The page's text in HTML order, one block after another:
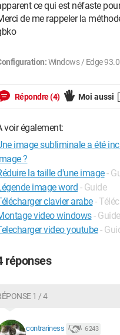
ce qui est néfaste
de me rappeler la
Windows / Edge
Répondre (4) Moi aussi
voir également:
image subliminale a été
?
la taille d'une image-
image word - Guide
clavier arabe-
video windows- Guide
video youtube-
réponses
1 / 4
contrariness 6 243